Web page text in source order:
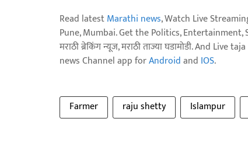
Read latestMarathi news, Watch Live
Pune, Mumbai. Get the Politics, Entertainment,
मराठी ब्रेकिंग न्यूज, मराठी ताज्या घडामोडी. And
news Channel app forAndroidand IOS.
Farmer raju shetty Islampur